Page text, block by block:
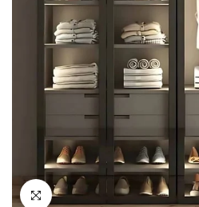
انقر للتكبير